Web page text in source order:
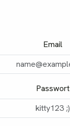
Email
Passwort